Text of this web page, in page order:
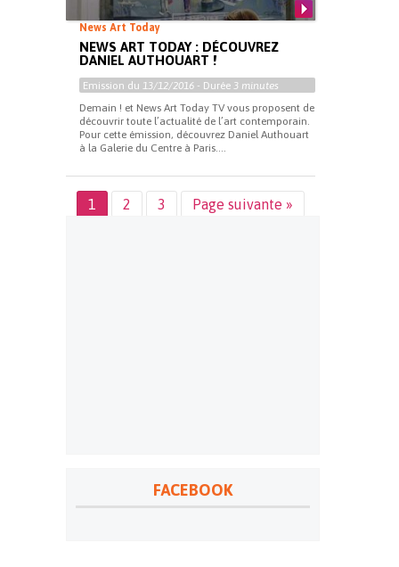
News Art Today
NEWS ART TODAY : DÉCOUVREZ
DANIEL AUTHOUART !
Emission du 13/12/2016 - Durée 3 minutes
Demain ! et News Art Today TV vous proposent de
découvrir toute l’actualité de l’art contemporain.
Pour cette émission, découvrez Daniel Authouart
à la Galerie du Centre à Paris....
1 2 3 Page suivante »
FACEBOOK